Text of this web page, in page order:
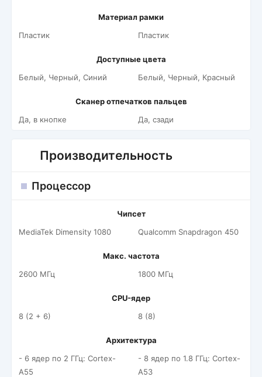
Материал рамки
Пластик
Пластик
Доступные цвета
Белый, Черный, Синий
Белый, Черный, Красный
Сканер отпечатков пальцев
Да, в кнопке
Да, сзади
Производительность
Процессор
Чипсет
MediaTek Dimensity 1080
Qualcomm Snapdragon 450
Макс. частота
2600 МГц
1800 МГц
CPU-ядер
8 (2 + 6)
8 (8)
Архитектура
- 6 ядер по 2 ГГц: Cortex-
A55
- 8 ядер по 1.8 ГГц: Cortex-
A53